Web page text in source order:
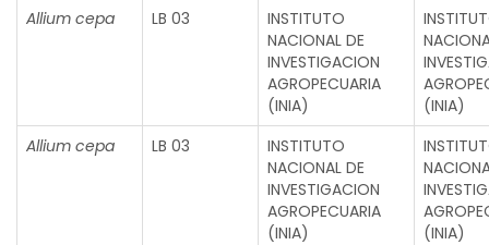
Allium cepa
LB 03
INSTITUTO
NACIONAL DE
INVESTIGACION
AGROPECUARIA
(INIA)
(INIA)
Allium cepa
LB 03
INSTITUTO
NACIONAL DE
INVESTIGACION
AGROPECUARIA
(INIA)
(INIA)